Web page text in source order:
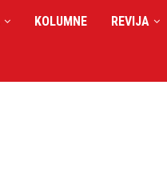
KOLUMNE REVIJA